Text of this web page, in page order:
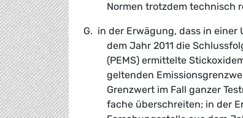
Normen trotzdem technisch
G. in der Erwägung, dass in einer
dem Jahr 2011 die
(PEMS) ermittelte
geltenden
Grenzwert im Fall ganzer
fache überschreiten; in der